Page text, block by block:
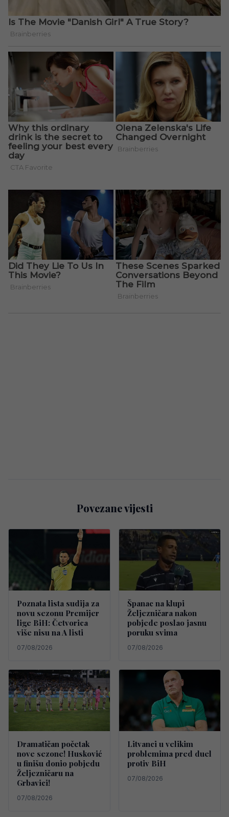
Povezane vijesti
Poznata lista sudija za
novu sezonu Premijer
lige BiH: Četvorica
više nisu na A listi
07/08/2026
Španac na klupi
Željezničara nakon
pobjede poslao jasnu
poruku svima
07/08/2026
Dramatičan početak
nove sezone! Husković
u finišu donio pobjedu
Željezničaru na
Grbavici!
07/08/2026
Litvanci u velikim
problemima pred duel
protiv BiH
07/08/2026